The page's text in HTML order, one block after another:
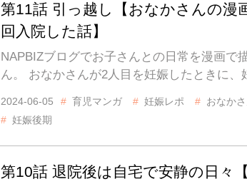
第11話 引っ越し【おなかさんの漫
回入院した話】
NAPBIZブログでお子さんとの日常を漫画で
ん。 おなかさんが2人目を妊娠したときに
2024-06-05 育児マンガ 妊娠レポ
おなか
妊娠後期
第10話 退院後は自宅で安静の日々